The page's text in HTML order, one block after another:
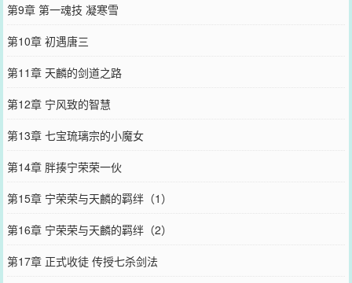
第9章 第一魂技 凝寒雪
第10章 初遇唐三
第11章 天麟的剑道之路
第12章 宁风致的智慧
第13章 七宝琉璃宗的小魔女
第14章 胖揍宁荣荣一伙
第15章 宁荣荣与天麟的羁绊（1）
第16章 宁荣荣与天麟的羁绊（2）
第17章 正式收徒 传授七杀剑法